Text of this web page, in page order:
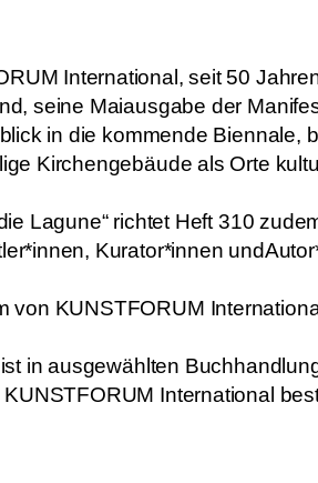
International, seit 50
seine Maiausgabe der
in die kommende Biennale,
Kirchengebäude als Orte
Lagune“ richtet Heft 310
Kurator*innen
von KUNSTFORUM
in ausgewählten
International